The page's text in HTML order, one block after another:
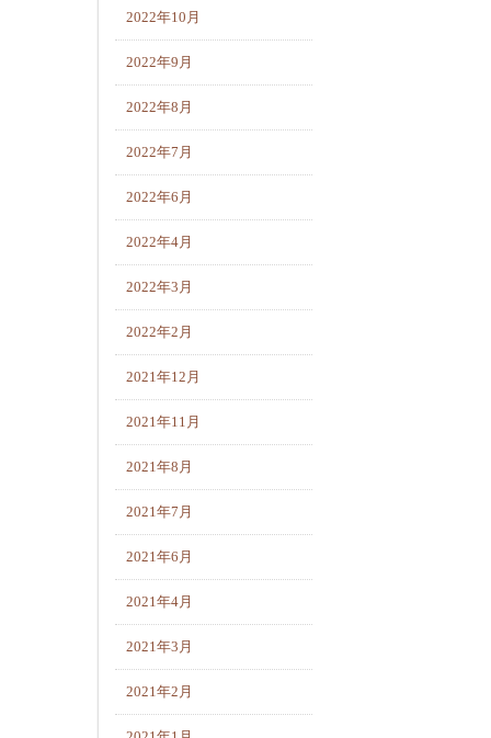
2022年10月
2022年9月
2022年8月
2022年7月
2022年6月
2022年4月
2022年3月
2022年2月
2021年12月
2021年11月
2021年8月
2021年7月
2021年6月
2021年4月
2021年3月
2021年2月